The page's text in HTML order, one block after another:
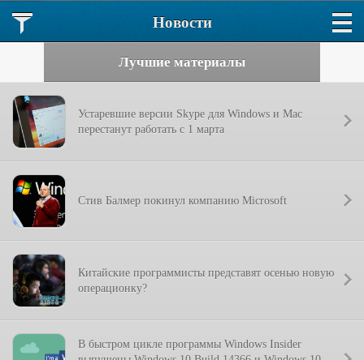
Новости
Лучшие материалы
Устаревшие версии Skype для Windows и Mac
перестанут работать с 1 марта
Стив Балмер покинул компанию Microsoft
Китайские программисты представят осенью новую
операционку?
В быстром цикле программы Windows Insider